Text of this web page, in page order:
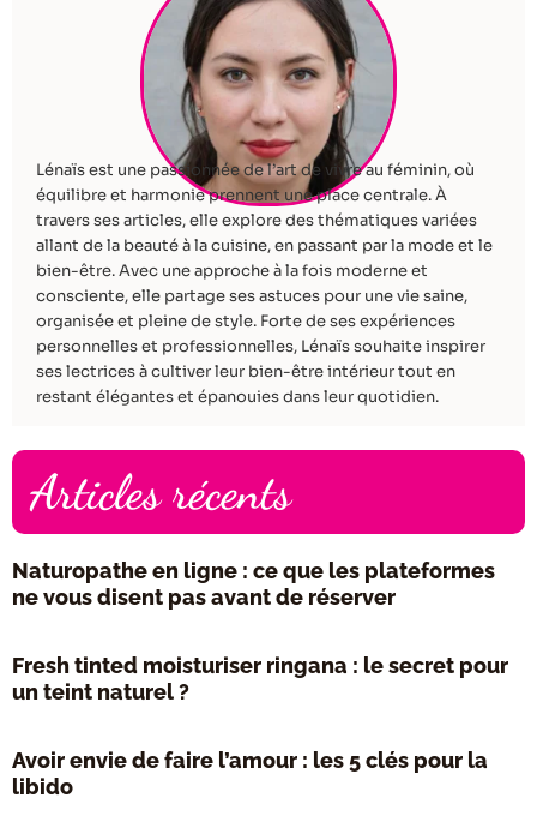
Lénaïs est une passionnée de l’art de vivre au féminin, où
équilibre et harmonie prennent une place centrale. À
travers ses articles, elle explore des thématiques variées
allant de la beauté à la cuisine, en passant par la mode et le
bien-être. Avec une approche à la fois moderne et
consciente, elle partage ses astuces pour une vie saine,
organisée et pleine de style. Forte de ses expériences
personnelles et professionnelles, Lénaïs souhaite inspirer
ses lectrices à cultiver leur bien-être intérieur tout en
restant élégantes et épanouies dans leur quotidien.
Articles récents
Naturopathe en ligne : ce que les plateformes
ne vous disent pas avant de réserver
Fresh tinted moisturiser ringana : le secret pour
un teint naturel ?
Avoir envie de faire l’amour : les 5 clés pour la
libido